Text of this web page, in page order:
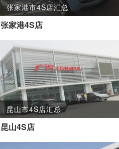
张家港市4S店汇总
张家港4S店
昆山市4S店汇总
昆山4S店